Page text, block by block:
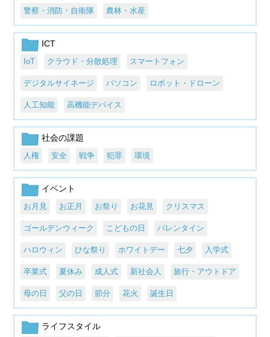
警察・消防・自衛隊 農林・水産
ICT
IoT クラウド・分散処理 スマートフォン
デジタルサイネージ パソコン ロボット・ドローン
人工知能 高機能デバイス
社会の課題
人権 安全 戦争 犯罪 環境
イベント
お月見 お正月 お祭り お花見 クリスマス
ゴールデンウィーク こどもの日 バレンタイン
ハロウィン ひな祭り ホワイトデー 七夕 入学式
卒業式 夏休み 成人式 新社会人 旅行・アウトドア
母の日 父の日 節分 花火 誕生日
ライフスタイル